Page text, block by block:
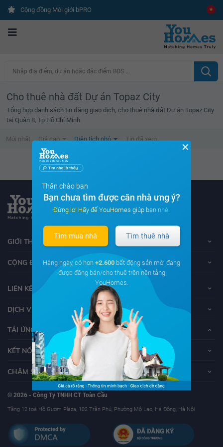
Cộng đồng Môi giới bPRO
Nhập địa điểm, dự án hoặc đặc điểm BĐS ...
Cho thuê nhà đất Dự án Topaz City
Tổng hợp danh sách tin đăng giao dịch, cho thuê nhà đất Dự án Topaz City
tại Quận 8, Tp Hồ Chí Minh
Mới nhất Giá cao Diện tích nhỏ Tin đã xem
Không tìm thấy tin bất động sản nào
GIỚI THIỆU VỀ YOUHOMES
CỘNG ĐỒNG YOUHOMERS
LIÊN KẾT
DỊCH VỤ KHÁCH HÀNG
TẢI ỨNG DỤNG YOUHOMES
KẾT NỐI VỚI YOUHOMES
CHĂM SÓC KHÁCH HÀNG
© 2026 - Công Ty TNHH CT Toàn Cầu
Tầng 12 toà Hồ Gươm Plaza, 102 Trần Phú, Phường Mộ Lao, Hà Đông, Hà Nội
✕
Thân chào bạn
Bạn chưa tìm được căn nhà ưng ý?
Đừng lo! Hãy để YouHomes giúp bạn nhé.
Tìm mua nhà Tìm thuê nhà
Hàng ngày, có hơn +2.600 bất động sản mới đang
được đăng bán/cho thuê trên nền tảng
YouHomes.